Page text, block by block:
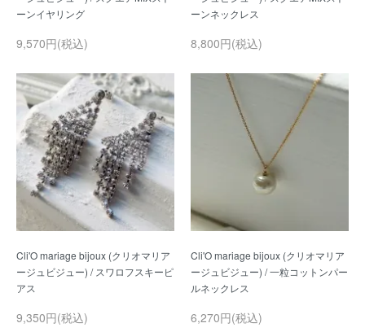
9,570円(税込) 8,800円(税込)
Cli'O mariage bijoux (クリオマリア
ージュビジュー) / スワロフスキーピ
9,350円(税込)
Cli'O mariage bijoux (クリオマリア
ージュビジュー) / 一粒コットンパー
6,270円(税込)